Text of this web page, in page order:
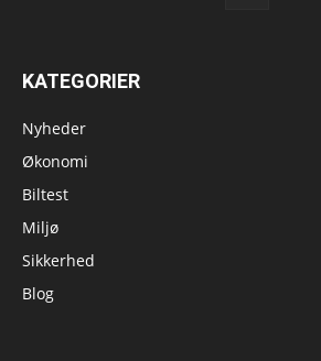
KATEGORIER
Nyheder
Økonomi
Biltest
Miljø
Sikkerhed
Blog